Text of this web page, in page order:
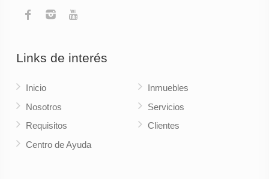
Links de interés
Inicio
Inmuebles
Nosotros
Servicios
Requisitos
Clientes
Centro de Ayuda